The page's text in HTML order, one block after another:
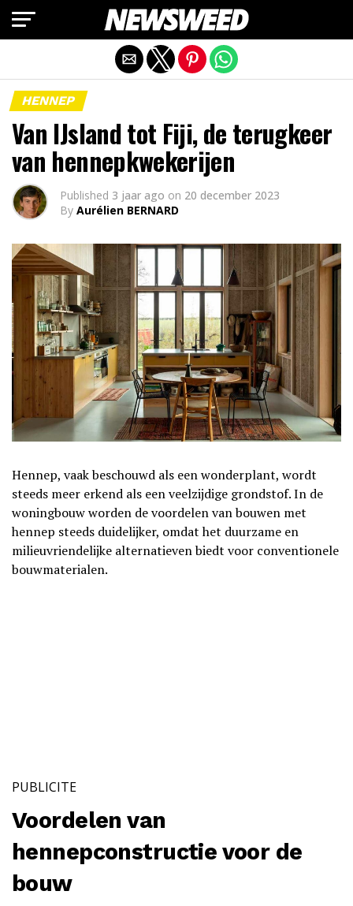
HENNEP
Van IJsland tot Fiji, de terugkeer
van hennepkwekerijen
Published 3 jaar ago on 20 december 2023
By Aurélien BERNARD
Hennep, vaak beschouwd als een wonderplant, wordt
steeds meer erkend als een veelzijdige grondstof. In de
woningbouw worden de voordelen van bouwen met
hennep steeds duidelijker, omdat het duurzame en
milieuvriendelijke alternatieven biedt voor conventionele
bouwmaterialen.
PUBLICITE
Voordelen van
hennepconstructie voor de
bouw
Mobiele versie afsluiten